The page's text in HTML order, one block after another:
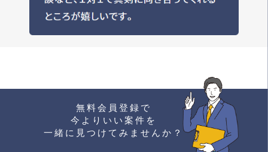
無料会員登録で
今よりいい案件を
一緒に見つけてみませんか？